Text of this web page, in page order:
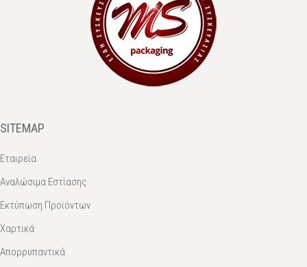
SITEMAP
Εταιρεία
Αναλώσιμα Εστίασης
Εκτύπωση Προϊόντων
Χαρτικά
Απορρυπαντικά